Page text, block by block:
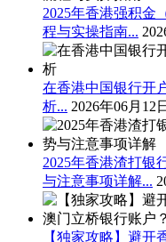
2025年香港强积金
程与实操指南...
在香港中国银行开
析... 2026年06月12日
2025年香港渣打银
与注意事项详解...
【独家攻略】避开